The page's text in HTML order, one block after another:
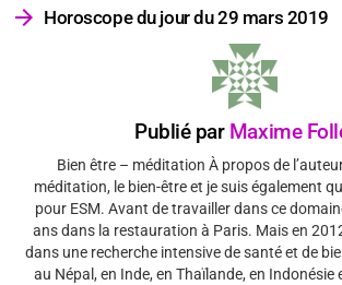
Horoscope du jour du 29 mars 2019
Publié par Maxime
Bien être – méditation À propos de
méditation, le bien-être et je suis également
pour ESM. Avant de travailler dans ce
ans dans la restauration à Paris. Mais en
dans une recherche intensive de santé et de
au Népal, en Inde, en Thaïlande, en Indonésie